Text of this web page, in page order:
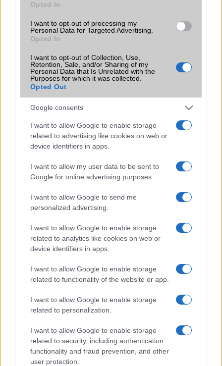
Opted In
I want to opt-out of processing my
Personal Data for Targeted Advertising.
Opted In
I want to opt-out of Collection, Use,
Retention, Sale, and/or Sharing of my
Personal Data that Is Unrelated with the
Purposes for which it was collected.
Opted Out
Google consents
I want to allow Google to enable storage
related to advertising like cookies on web or
device identifiers in apps.
I want to allow my user data to be sent to
Google for online advertising purposes.
I want to allow Google to send me
personalized advertising.
I want to allow Google to enable storage
related to analytics like cookies on web or
device identifiers in apps.
I want to allow Google to enable storage
related to functionality of the website or app.
I want to allow Google to enable storage
related to personalization.
I want to allow Google to enable storage
related to security, including authentication
functionality and fraud prevention, and other
user protection.
iPhone 6: 4.9 colos kijelzõvel
További hírek
LEGOLVASOTTABBAK
Számos népszerű Samsung Galaxy készülék kimarad a One
iPhone 18 bemutató dátum - ekkor rántja le a leplet az
Apple az új csúcsmobilokról
Az Android rejtett automatizmusai: hat funkció, amely
Ez a rejtett Samsung funkció teljesen megváltoztatja a
Nem biztos, hogy érdemes kivárni az iPhone 18 Prot
A Galaxy S25 is megkaphatja a Galaxy S26 egyik legjobb
kamerás funkcióját
Élőképeken a Dark Cherry színű iPhone 18 Pro Max!
Itt a vég a Galaxy S23 széria számára: a One UI 9 lehet az
utolsó nagy frissítés
További hírek
Mennyibe kerül
Keressen a telefonboltok ajánlatai között!